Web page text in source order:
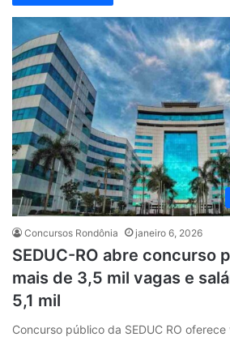
Concursos Rondônia janeiro 6, 2026
SEDUC-RO abre concurso
mais de 3,5 mil vagas e
5,1 mil
Concurso público da SEDUC RO